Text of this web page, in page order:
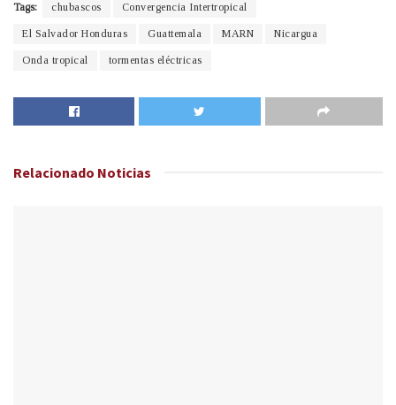
Tags: chubascos Convergencia Intertropical
El Salvador Honduras Guattemala MARN Nicargua
Onda tropical tormentas eléctricas
Relacionado Noticias